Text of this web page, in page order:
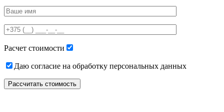
leave
field
empty.
Расчет стоимости
Даю согласие на обработку персональных данных